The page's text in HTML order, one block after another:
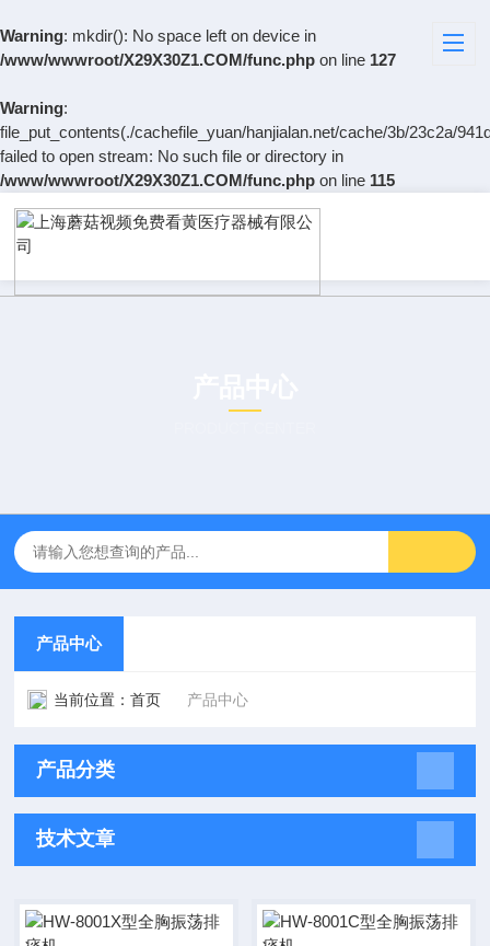
Warning: mkdir(): No space left on device in
/www/wwwroot/X29X30Z1.COM/func.php on line 127
Warning:
file_put_contents(./cachefile_yuan/hanjialan.net/cache/3b/23c2a/
failed to open stream: No such file or directory in
/www/wwwroot/X29X30Z1.COM/func.php on line 115
产品中心
当前位置：首页 产品中心
产品分类
技术文章